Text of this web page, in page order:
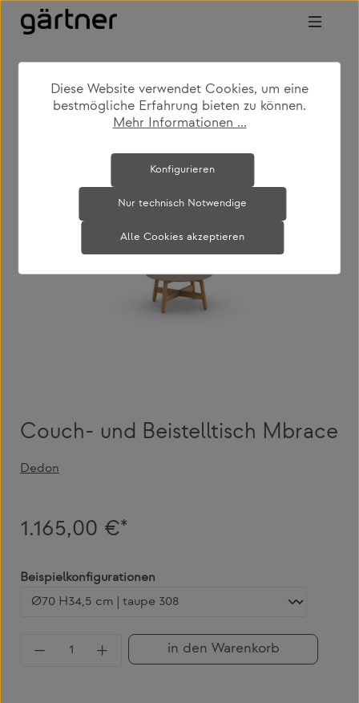
Zum Hauptinhalt springen
shop produkte
outdoor
gartencouch- & beistelltische
Bildergalerie überspringen
Couch- und Beistelltisch Mbrace
Dedon
1.165,00 €*
Beispielkonfigurationen
Produkt Anzahl: Gib den gewünschten
in den Warenkorb
Diese Website verwendet Cookies, um eine
bestmögliche Erfahrung bieten zu können.
Mehr Informationen ...
Nur technisch Notwendige
Konfigurieren
Alle Cookies akzeptieren